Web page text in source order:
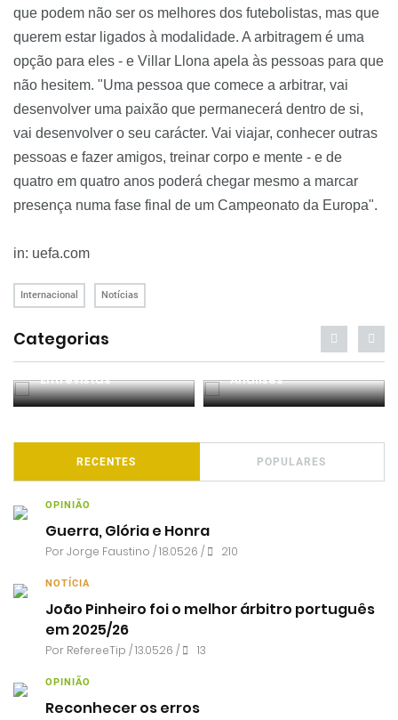
que podem não ser os melhores dos futebolistas, mas que
querem estar ligados à modalidade. A arbitragem é uma
opção para eles - e Villar Llona apela às pessoas para que
não hesitem. "Uma pessoa que comece a arbitrar, vai
desenvolver uma paixão que permanecerá dentro de si,
vai desenvolver o seu carácter. Vai viajar, conhecer outras
pessoas e fazer amigos, treinar corpo e mente - e de
quatro em quatro anos poderá chegar mesmo a marcar
presença numa fase final de um Campeonato da Europa".
in: uefa.com
Internacional Notícias
Categorias
Entrevistas Análises
RECENTES POPULARES
OPINIÃO
Guerra, Glória e Honra
PorJorge Faustino / 18.05.26 / 210
NOTÍCIA
João Pinheiro foi o melhor árbitro português
em 2025/26
Por RefereeTip / 13.05.26 / 13
OPINIÃO
Reconhecer os erros